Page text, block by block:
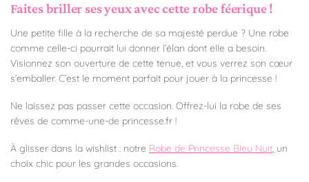
Faites briller ses yeux avec cette robe féerique !
Une petite fille à la recherche de sa majesté perdue ? Une robe
comme celle-ci pourrait lui donner l’élan dont elle a besoin.
Visionnez son ouverture de cette tenue, et vous verrez son cœur
s’emballer. C’est le moment parfait pour jouer à la princesse !
Ne laissez pas passer cette occasion. Offrez-lui la robe de ses
rêves de comme-une-de princesse.fr !
À glisser dans la wishlist : notre Robe de Princesse Bleu Nuit, un
choix chic pour les grandes occasions.